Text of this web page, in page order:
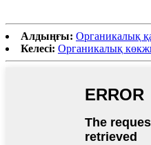
Алдыңғы: Органикалық
Келесі: Органикалық